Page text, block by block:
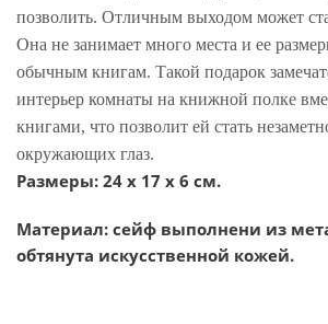
позволить. Отличным выходом может
Она не занимает много места и ее
обычным книгам. Такой подарок
интерьер комнаты на книжной полке
книгами, что позволит ей стать
окружающих глаз.
Размеры: 24 х 17 х 6 см.
Материал: сейф выполнени из
обтянута искусственной кожей.